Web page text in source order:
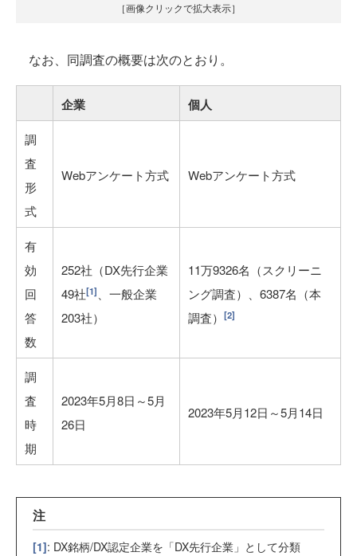
［画像クリックで拡大表示］
なお、同調査の概要は次のとおり。
企業 個人
調
査
形
式
Webアンケート方式 Webアンケート方式
有
効
回
答
数
252社（DX先行企業
49社[1]、一般企業
203社）
11万9326名（スクリーニ
ング調査）、6387名（本
調査） [2]
調
査
時
期
2023年5月8日～5月
26日
2023年5月12日～5月14日
注
[1]: DX銘柄/DX認定企業を「DX先行企業」として分類